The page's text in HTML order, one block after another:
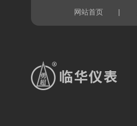
网站首页 |